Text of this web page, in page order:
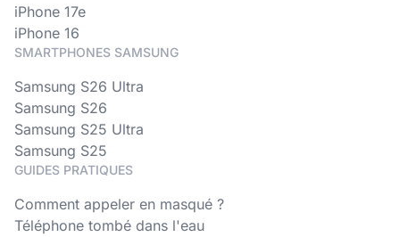
iPhone 17e
iPhone 16
SMARTPHONES SAMSUNG
Samsung S26 Ultra
Samsung S26
Samsung S25 Ultra
Samsung S25
GUIDES PRATIQUES
Comment appeler en masqué ?
Téléphone tombé dans l'eau